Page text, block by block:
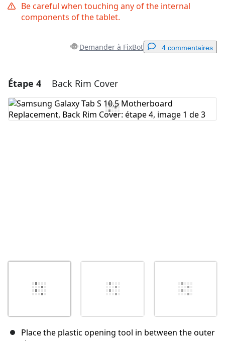
Be careful when touching any of the internal
components of the tablet.
Demander à FixBot 4 commentaires
Ajouter un commentaire
Ajouter un commentaire
Étape 4 Back Rim Cover
Place the plastic opening tool in between the outer